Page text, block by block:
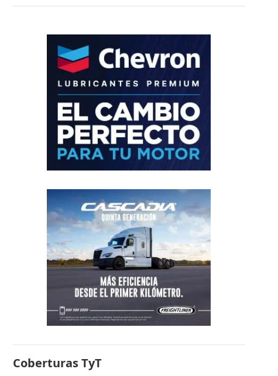
Coberturas TyT